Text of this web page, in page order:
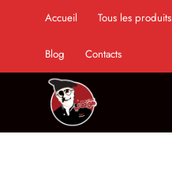
Accueil Tous les produits
Blog Contacts